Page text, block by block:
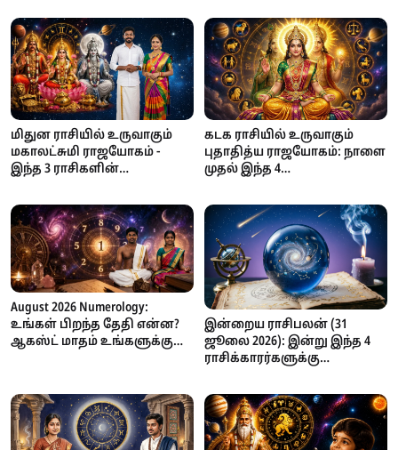
நம்பிக்கைகள்
மிதுன ராசியில் உருவாகும்
மகாலட்சுமி ராஜயோகம் -
இந்த 3 ராசிகளின்
கடக ராசியில் உருவாகும்
புதாதித்ய ராஜயோகம்: நாளை
முதல் இந்த 4
அதிர்ஷ்டம்!
August 2026 Numerology:
உங்கள் பிறந்த தேதி என்ன?
ஆகஸ்ட் மாதம் உங்களுக்கு
இன்றைய ராசிபலன் (31
ஜூலை 2026): இன்று இந்த 4
ராசிக்காரர்களுக்கு
பணவரவு, அதிர்ஷ்டத்தில்
முன்னேற்றம்!